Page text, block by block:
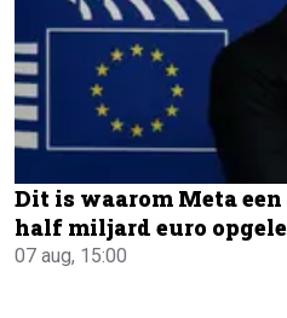
Dit is waarom Meta een
half miljard euro
07 aug, 15:00